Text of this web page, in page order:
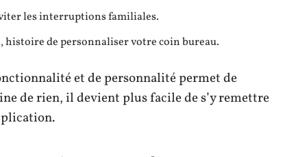
les interruptions familiales.
histoire de personnaliser votre coin bureau.
et de personnalité permet de
de rien, il devient plus facile de s’y remettre